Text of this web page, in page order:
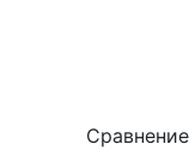
Сравнение